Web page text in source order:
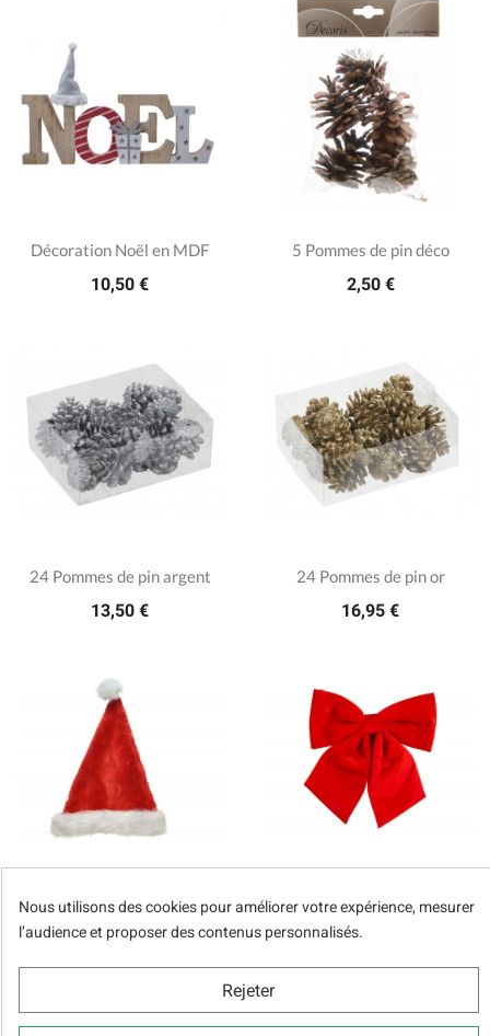
Décoration Noël en MDF
10,50 €
5 Pommes de pin déco
2,50 €
24 Pommes de pin argent
13,50 €
24 Pommes de pin or
16,95 €
Bonnet de Noël
5,50 €
Noeud rouge en velours 30cm
13,50 €
Nous utilisons des cookies pour améliorer votre expérience, mesurer
l’audience et proposer des contenus personnalisés.
Rejeter